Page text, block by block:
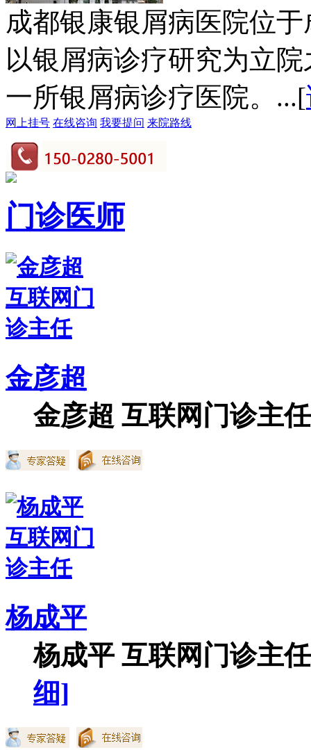
成都银康银屑病医院位
以银屑病诊疗研究为立
一所银屑病诊疗医院。...[
网上挂号 在线咨询 我要提问 来院路线
门诊医师
金彦超
金彦超 互联网门诊主
杨成平
杨成平 互联网门诊主
细]